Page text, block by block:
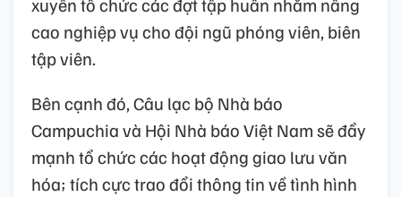
cao nghiệp vụ cho đội ngũ phóng viên, biên
tập viên.
Bên cạnh đó, Câu lạc bộ Nhà báo
Campuchia và Hội Nhà báo Việt Nam sẽ đẩy
mạnh tổ chức các hoạt động giao lưu văn
hóa; tích cực trao đổi thông tin về tình hình